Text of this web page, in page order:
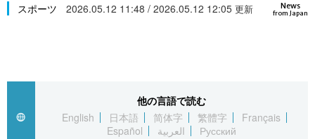
繁體字
العربية
経済・ビジネス
社会
文化
Images
お知らせ
News
from Japan
スポーツ 2026.05.12 11:48 / 2026.05.12 12:05 更新
他の言語で読む
English
日本語 简体字 繁體字
Français
Español
العربية Русский